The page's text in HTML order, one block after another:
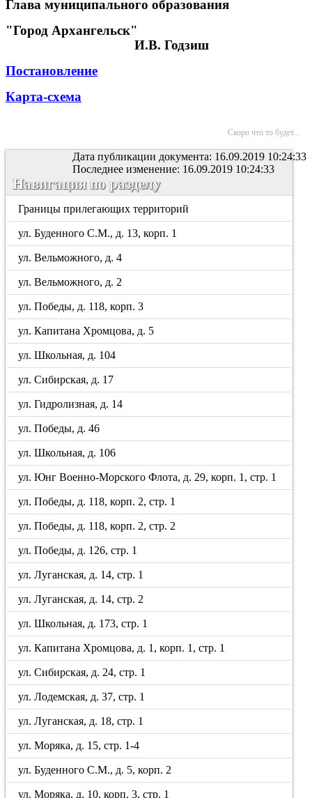
Глава муниципального образования
"Город Архангельск"
И.В. Годзиш
Постановление
Карта-схема
Скоро что то будет...
Дата публикации документа: 16.09.2019 10:24:33
Последнее изменение: 16.09.2019 10:24:33
Навигация по разделу
Границы прилегающих территорий
ул. Буденного С.М., д. 13, корп. 1
ул. Вельможного, д. 4
ул. Вельможного, д. 2
ул. Победы, д. 118, корп. 3
ул. Капитана Хромцова, д. 5
ул. Школьная, д. 104
ул. Сибирская, д. 17
ул. Гидролизная, д. 14
ул. Победы, д. 46
ул. Школьная, д. 106
ул. Юнг Военно-Морского Флота, д. 29, корп. 1, стр. 1
ул. Победы, д. 118, корп. 2, стр. 1
ул. Победы, д. 118, корп. 2, стр. 2
ул. Победы, д. 126, стр. 1
ул. Луганская, д. 14, стр. 1
ул. Луганская, д. 14, стр. 2
ул. Школьная, д. 173, стр. 1
ул. Капитана Хромцова, д. 1, корп. 1, стр. 1
ул. Сибирская, д. 24, стр. 1
ул. Лодемская, д. 37, стр. 1
ул. Луганская, д. 18, стр. 1
ул. Моряка, д. 15, стр. 1-4
ул. Буденного С.М., д. 5, корп. 2
ул. Моряка, д. 10, корп. 3, стр. 1